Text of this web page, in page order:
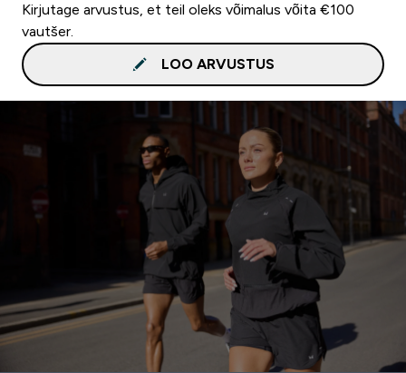
Kirjutage arvustus, et teil oleks võimalus võita €100
vautšer.
LOO ARVUSTUS